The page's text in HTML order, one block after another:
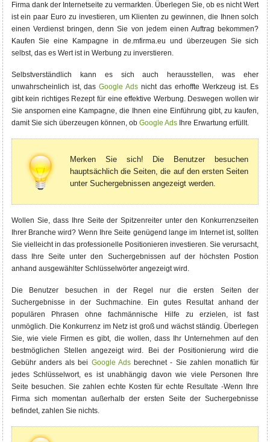
Firma dank der Internetseite zu vermarkten. Überlegen Sie, ob es nicht Wert
ist ein paar Euro zu investieren, um Klienten zu gewinnen, die Ihnen solch
einen Verdienst bringen, denn Sie von jedem einen Auftrag bekommen?
Kaufen Sie eine Kampagne in de.mfirma.eu und überzeugen Sie sich
selbst, das es Wert ist in Werbung zu inverstieren.
Selbstverständlich kann es sich auch herausstellen, was eher
unwahrscheinlich ist, dasGoogle Ads nicht das erhoffte Werkzeug ist. Es
gibt kein richtiges Rezept für eine effektive Werbung. Deswegen wollen wir
Sie anspornen eine Kampagne, die Ihnen eine Einführung gibt, zu kaufen,
damit Sie sich überzeugen können, ob Google AdsIhre Erwartung erfüllt.
Merken Sie sich! Die Benutzer besuchen
hauptsächlich die Seiten, die auf den ersten Seiten
unter Suchergebnissen angezeigt werden.
Wollen Sie, dass Ihre Seite der Spitzenreiter unter den Konkurrenzseiten
Ihrer Branche wird? Wenn Ihre Seite genügend lange im Internet ist, sollten
Sie vielleicht in das professionelle Positionieren investieren. Sie verursacht,
dass Ihre Seite unter den Suchergebnissen auf der höchsten Postion
anhand ausgewählter Schlüsselwörter angezeigt wird.
Die Benutzer besuchen in der Regel nur die ersten Seiten der
Suchergebnisse in der Suchmachine. Ein gutes Resultat anhand der
populären Phrasen ohne fachmännische Hilfe zu erzielen, ist fast
unmöglich. Die Konkurrenz im Netz ist groß und wächst ständig. Überlegen
Sie, wie viele Firmen es gibt, die wollen, dass Ihr Unternehmen auf den
bestmöglichen Stellen angezeigt wird. Bei der Positionierung wird die
Gebühr anders als bei Google Adsberechnet - Sie zahlen monatlich für
jedes Schlüsselwort, es ist unabhängig davon wie viele Personen Ihre
Seite besuchen. Sie zahlen echte Kosten für echte Resultate -Wenn Ihre
Firma sich momentan außerhalb der ersten Seite der Suchergebnisse
befindet, zahlen Sie nichts.